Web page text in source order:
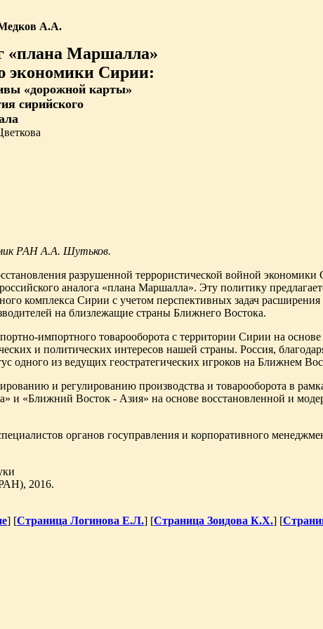
А.А.
«плана Маршалла»
экономики Сирии:
«дорожной карты»
сирийского
РАН А.А. Шутьков.
разрушенной террористической войной
аналога «плана Маршалла». Эту политику
комплекса Сирии с учетом перспективных задач
на близлежащие страны Ближнего Востока.
импортного товарооборота с территории Сирии на
и политических интересов нашей страны. Россия,
одного из ведущих геостратегических игроков на Ближнем
и регулированию производства и товарооборота в
и «Ближний Восток - Азия» на основе восстановленной и
органов госуправления и корпоративного
2016.
] [Страница Логинова Е.Л.] [Страница Зоидова К.Х.] [